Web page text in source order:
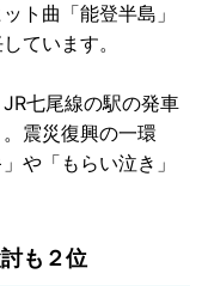
ト曲「能登半島」
ています。
七尾線の駅の発車
震災復興の一環
や「もらい泣き」
も２位